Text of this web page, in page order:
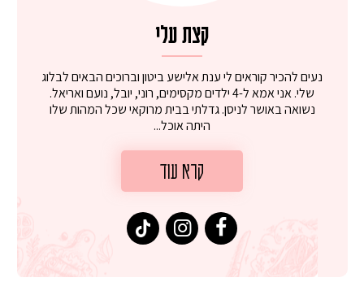
קצת עלי
נעים להכיר קוראים לי ענת אלישע ביטון וברוכים הבאים לבלוג
שלי. אני אמא ל-4 ילדים מקסימים, רוני, יובל, נועם ואריאל.
נשואה באושר לניסן. גדלתי בבית מרוקאי שכל המהות שלו
היתה אוכל...
קרא עוד